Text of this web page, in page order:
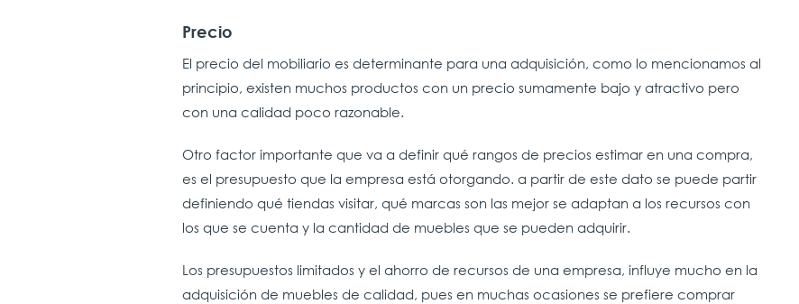
Precio
El precio del mobiliario es determinante para una adquisición, como lo mencionamos al
principio, existen muchos productos con un precio sumamente bajo y atractivo pero
con una calidad poco razonable.
Otro factor importante que va a definir qué rangos de precios estimar en una compra,
es el presupuesto que la empresa está otorgando. a partir de este dato se puede partir
definiendo qué tiendas visitar, qué marcas son las mejor se adaptan a los recursos con
los que se cuenta y la cantidad de muebles que se pueden adquirir.
Los presupuestos limitados y el ahorro de recursos de una empresa, influye mucho en la
adquisición de muebles de calidad, pues en muchas ocasiones se prefiere comprar